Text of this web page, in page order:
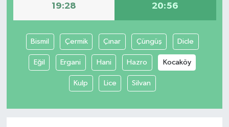
19:28 20:56
Bismil Çermik Çınar Çüngüş Dicle
Eğil Ergani Hani Hazro Kocaköy
Kulp Lice Silvan